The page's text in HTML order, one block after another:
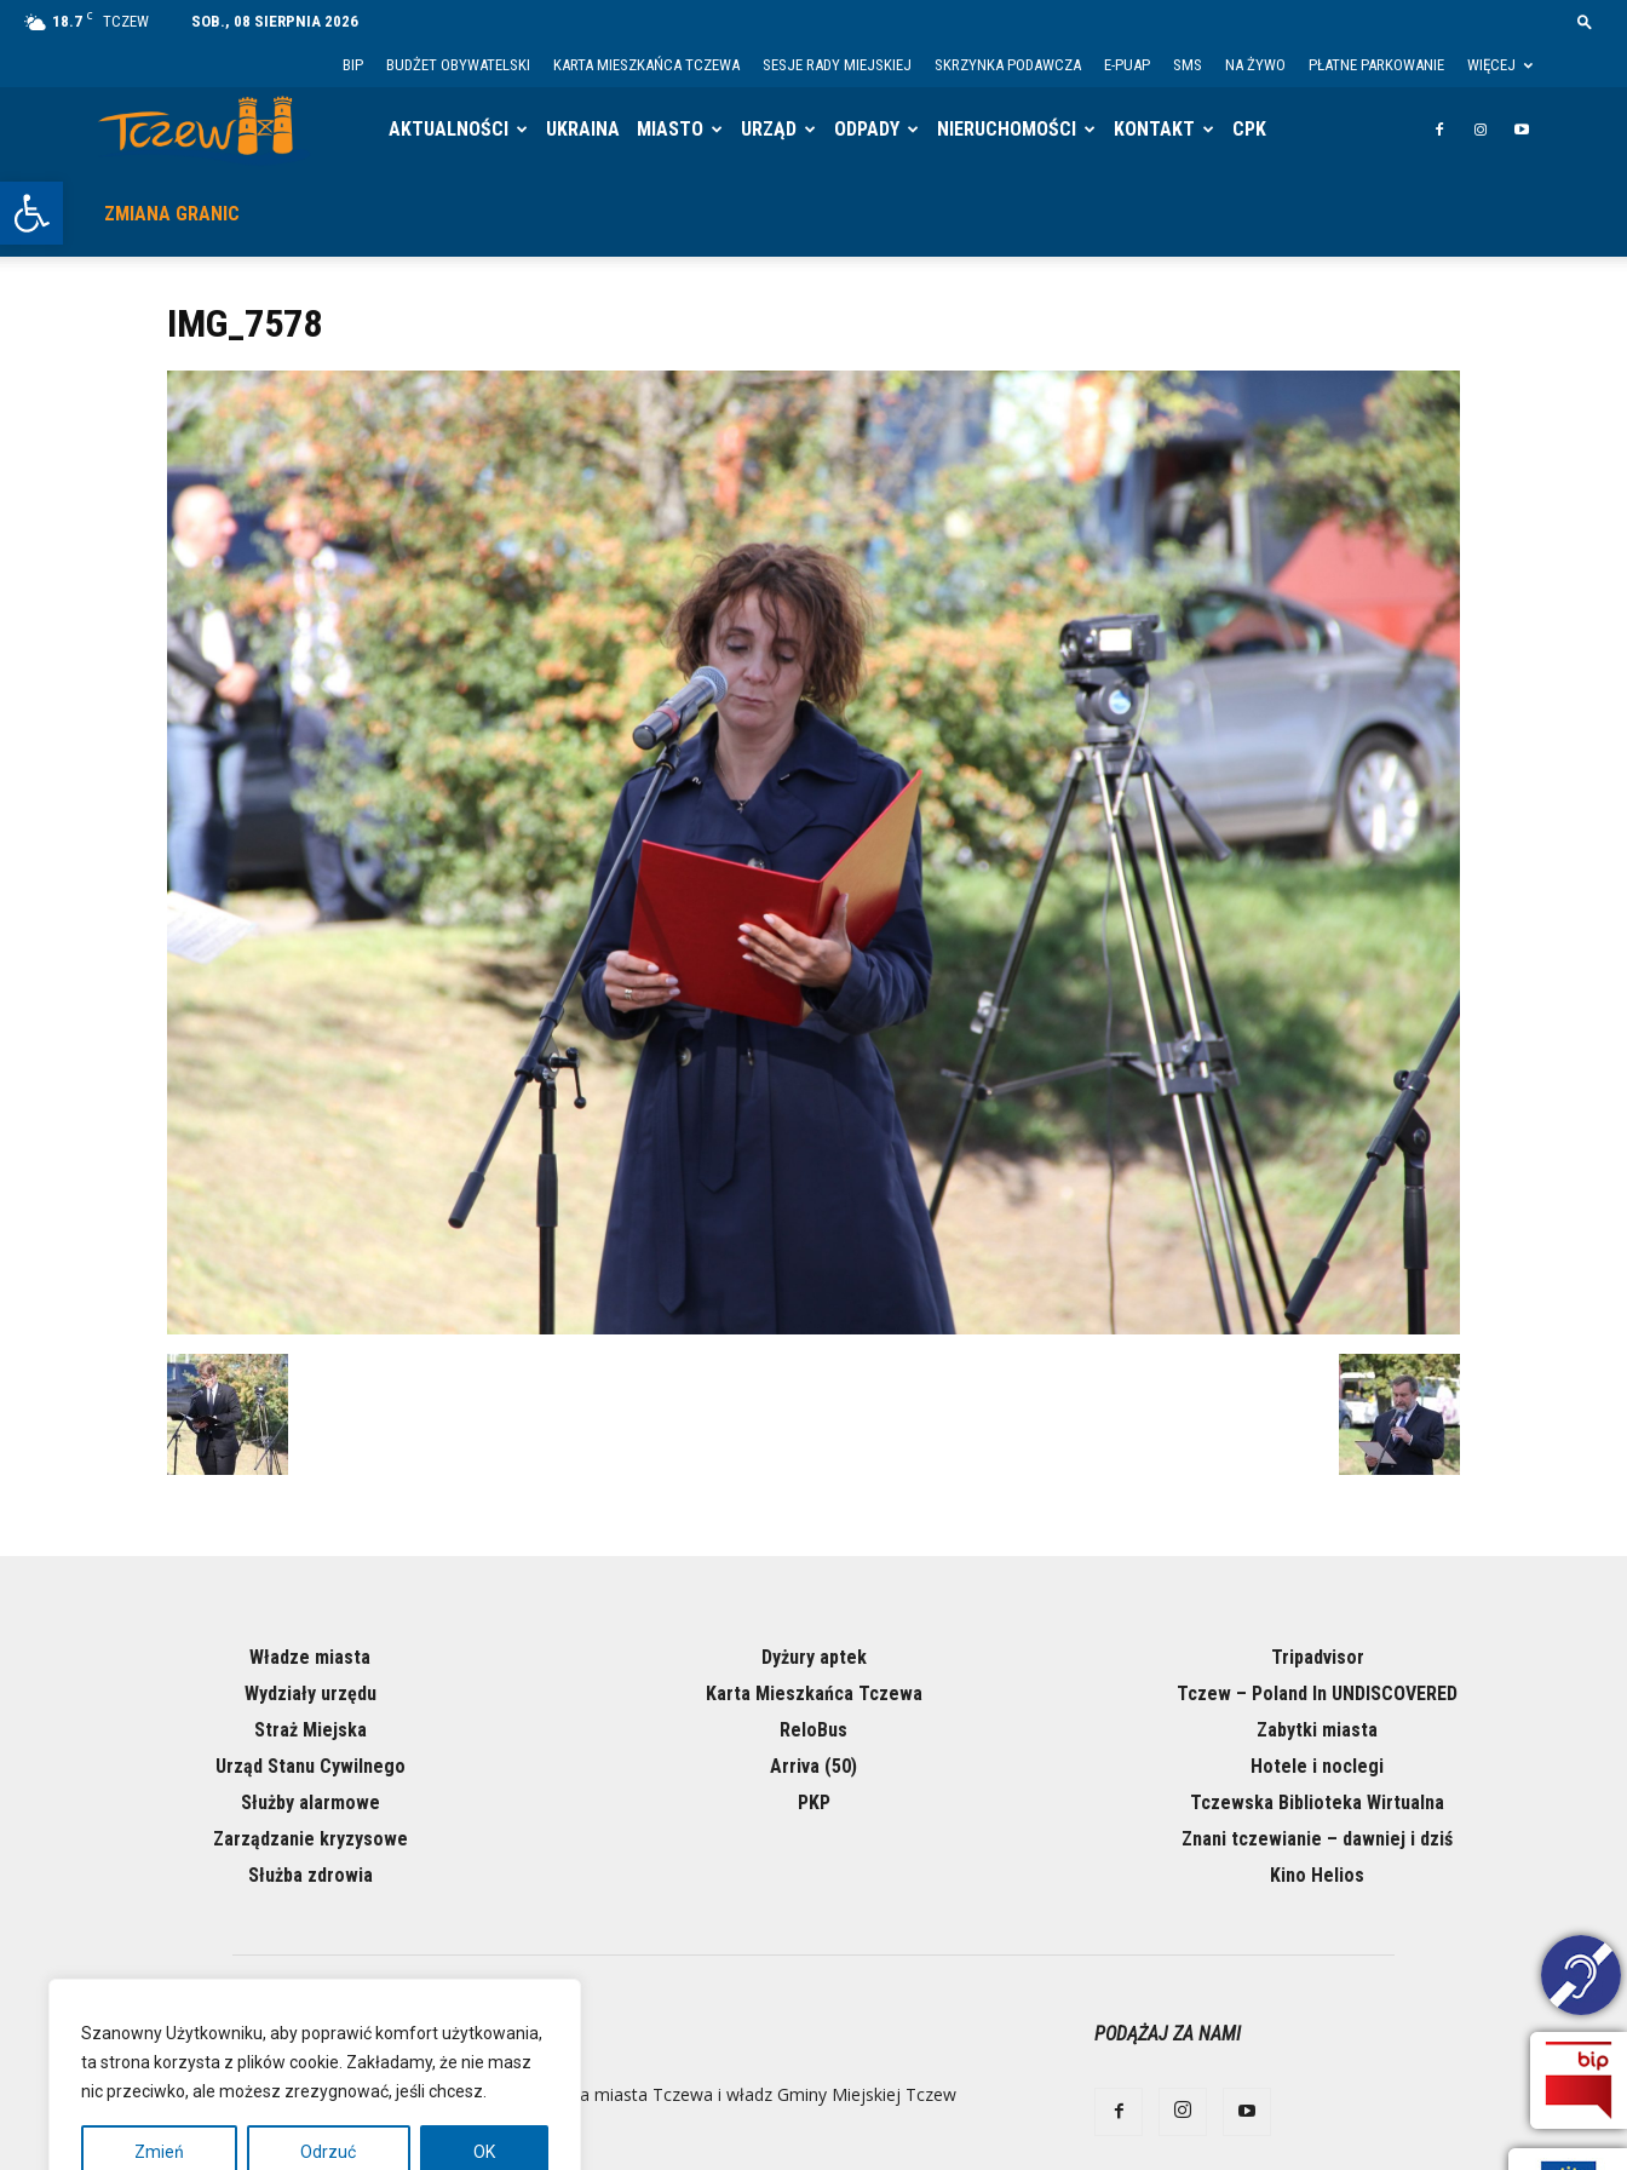
Otwórz pasek narzędzi
Szanowny Użytkowniku, aby poprawić komfort użytkowania,
ta strona korzysta z plików cookie. Zakładamy, że nie masz
nic przeciwko, ale możesz zrezygnować, jeśli chcesz.
Zmień Odrzuć OK
18.7 C TCZEW SOB., 08 SIERPNIA 2026
BIP BUDŻET OBYWATELSKI KARTA MIESZKAŃCA TCZEWA SESJE RADY MIEJSKIEJ SKRZYNKA PODAWCZA E-PUAP SMS NA ŻYWO PŁATNE PARKOWANIE WIĘCEJ
AKTUALNOŚCI UKRAINA MIASTO URZĄD ODPADY NIERUCHOMOŚCI KONTAKT CPK
ZMIANA GRANIC
IMG_7578
Władze miasta
Wydziały urzędu
Straż Miejska
Urząd Stanu Cywilnego
Służby alarmowe
Zarządzanie kryzysowe
Służba zdrowia
Dyżury aptek
Karta Mieszkańca Tczewa
ReloBus
Arriva (50)
PKP
Tripadvisor
Tczew – Poland In UNDISCOVERED
Zabytki miasta
Hotele i noclegi
Tczewska Biblioteka Wirtualna
Znani tczewianie – dawniej i dziś
Kino Helios
O NAS
Oficjalna strona miasta Tczewa i władz Gminy Miejskiej Tczew
PODĄŻAJ ZA NAMI